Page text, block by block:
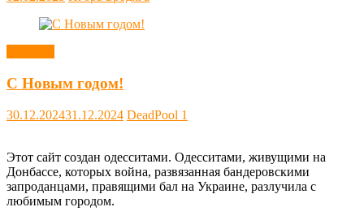
С Новым годом!
30.12.202431.12.2024 DeadPool 1
Этот сайт создан одесситами. Одесситами, живущими на
Донбассе, которых война, развязанная бандеровскими
запроданцами, правящими бал на Украине, разлучила с
любимым городом.